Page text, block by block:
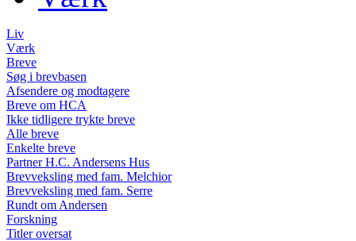
Liv
Værk
Breve
Søg i brevbasen
Afsendere og modtagere
Breve om HCA
Ikke tidligere trykte breve
Alle breve
Enkelte breve
Partner H.C. Andersens Hus
Brevveksling med fam. Melchior
Brevveksling med fam. Serre
Rundt om Andersen
Forskning
Titler oversat